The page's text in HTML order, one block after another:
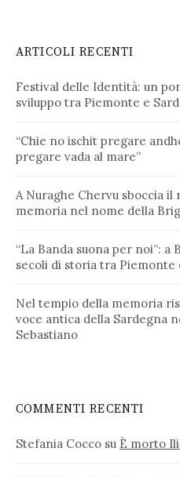
ARTICOLI RECENTI
Festival delle Identità: un
sviluppo tra Piemonte e
“Chie no ischit pregare
pregare vada al mare”
A Nuraghe Chervu sboccia
memoria nel nome della
“La Banda suona per noi”: a
secoli di storia tra Piemonte
Nel tempio della memoria
voce antica della Sardegna
Sebastiano
COMMENTI RECENTI
Stefania Cocco su È morto